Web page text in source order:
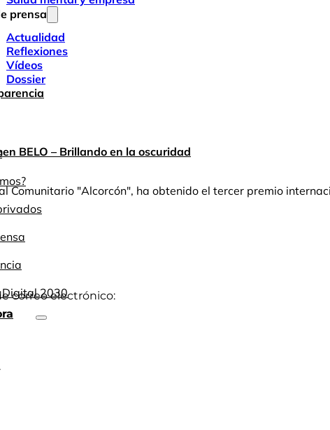
prensa
Actualidad
Reflexiones
Vídeos
Dossier
2030
BELO – Brillando en la oscuridad
Comunitario "Alcorcón", ha obtenido el tercer premio
correo electrónico: